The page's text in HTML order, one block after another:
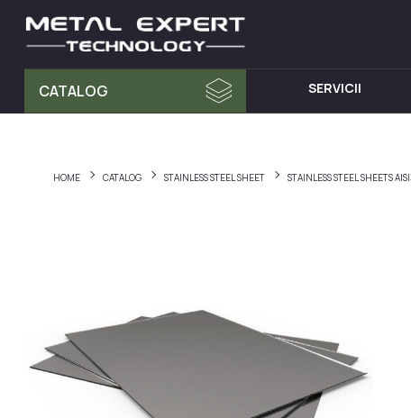
CATALOG SERVICII
Accesorii pentru balustrade
Fitinguri
Elemente de fixare și șuruburi
Materiale pentru sudură
Chiuvete
Dulapuri
HOME CATALOG STAINLESS STEEL SHEET STAINLESS STEEL SHEETS